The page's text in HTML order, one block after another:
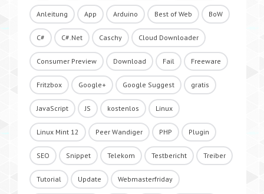
Anleitung App Arduino Best of Web BoW
C# C#.Net Caschy Cloud Downloader
Consumer Preview Download Fail Freeware
Fritzbox Google+ Google Suggest gratis
JavaScript JS kostenlos Linux
Linux Mint 12 Peer Wandiger PHP Plugin
SEO Snippet Telekom Testbericht Treiber
Tutorial Update Webmasterfriday